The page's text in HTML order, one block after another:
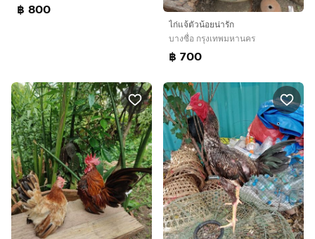
฿ 800
ไก่แจ้ตัวน้อยน่ารัก
บางซื่อ กรุงเทพมหานคร
฿ 700